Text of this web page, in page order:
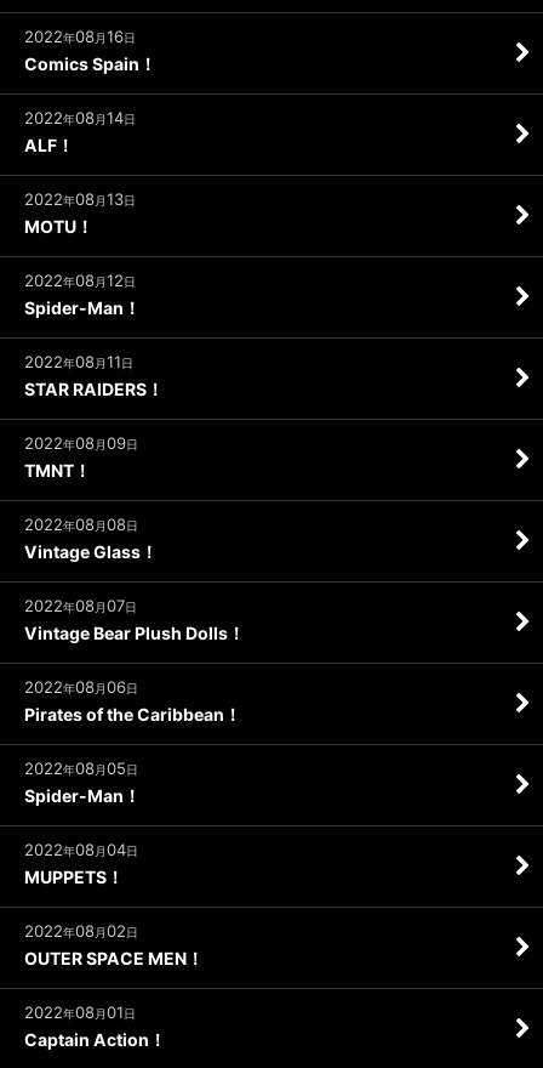
2022年08月16日
Comics Spain！
2022年08月14日
ALF！
2022年08月13日
MOTU！
2022年08月12日
Spider-Man！
2022年08月11日
STAR RAIDERS！
2022年08月09日
TMNT！
2022年08月08日
Vintage Glass！
2022年08月07日
Vintage Bear Plush Dolls！
2022年08月06日
Pirates of the Caribbean！
2022年08月05日
Spider-Man！
2022年08月04日
MUPPETS！
2022年08月02日
OUTER SPACE MEN！
2022年08月01日
Captain Action！